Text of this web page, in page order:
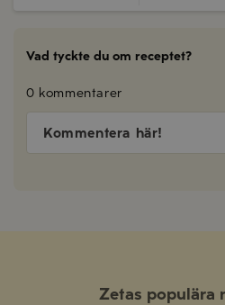
Vad tyckte du om receptet?
0 kommentarer
Kommentera här!
Zetas populära